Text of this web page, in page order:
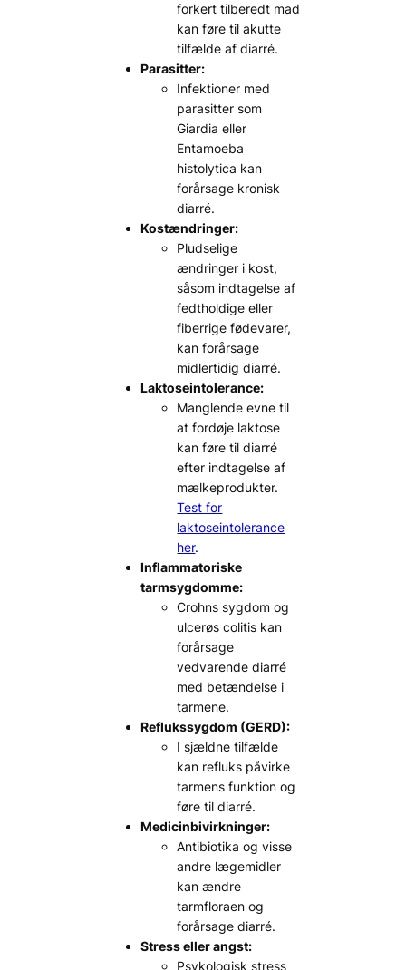
forkert tilberedt mad
kan føre til akutte
tilfælde af diarré.
Parasitter:
Infektioner med
parasitter som
Giardia eller
Entamoeba
histolytica kan
forårsage kronisk
diarré.
Kostændringer:
Pludselige
ændringer i kost,
såsom indtagelse af
fedtholdige eller
fiberrige fødevarer,
kan forårsage
midlertidig diarré.
Laktoseintolerance:
Manglende evne til
at fordøje laktose
kan føre til diarré
efter indtagelse af
mælkeprodukter.
Test for
laktoseintolerance
her.
Inflammatoriske
tarmsygdomme:
Crohns sygdom og
ulcerøs colitis kan
forårsage
vedvarende diarré
med betændelse i
tarmene.
Reflukssygdom (GERD):
I sjældne tilfælde
kan refluks påvirke
tarmens funktion og
føre til diarré.
Medicinbivirkninger:
Antibiotika og visse
andre lægemidler
kan ændre
tarmfloraen og
forårsage diarré.
Stress eller angst:
Psykologisk stress